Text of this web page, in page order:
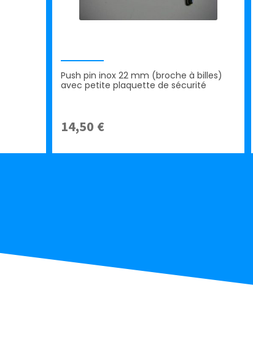
Push pin inox 22 mm (broche à billes)
avec petite plaquette de sécurité
14,50 €